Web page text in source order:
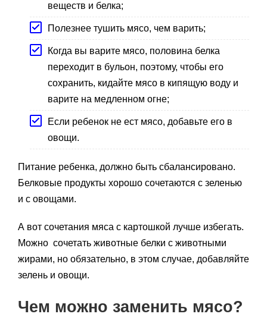
веществ и белка;
Полезнее тушить мясо, чем варить;
Когда вы варите мясо, половина белка
переходит в бульон, поэтому, чтобы его
сохранить, кидайте мясо в кипящую воду и
варите на медленном огне;
Если ребенок не ест мясо, добавьте его в
овощи.
Питание ребенка, должно быть сбалансировано.
Белковые продукты хорошо сочетаются с зеленью
и с овощами.
А вот сочетания мяса с картошкой лучше избегать.
Можно сочетать животные белки с животными
жирами, но обязательно, в этом случае, добавляйте
зелень и овощи.
Чем можно заменить мясо?